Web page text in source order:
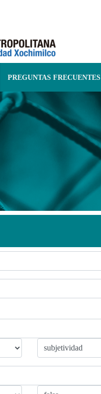
PREGUNTAS FRECUENTES